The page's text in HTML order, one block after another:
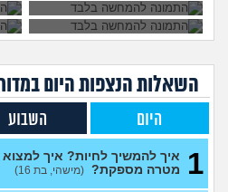
מרגיש תקוע בחיים, איך
להתמודד? (zak, בן 25)
(אנוני, בת 18)
איך לספר לבן זוג שלי על
תקיפה מינית?
אני כבר לא נער. והזמן טס
למה אני לא מקבל את זה שאני
כבר לא ילד יותר? (היו זמנים
השאלות הנצפות היום
היום השבוע
1
איך להמשיך לחיות? איך למצוא
מטרה מספקת? (מישהי, בת 16)